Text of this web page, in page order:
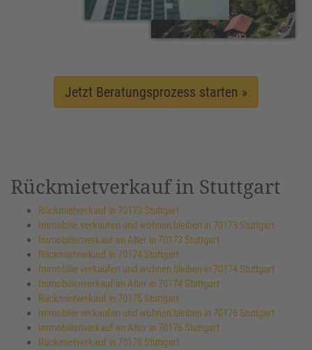
Jetzt Beratungsprozess starten »
Rückmietverkauf in Stuttgart
Rückmietverkauf in 70173 Stuttgart
Immobilie verkaufen und wohnen bleiben in 70173 Stuttgart
Immobilienverkauf im Alter in 70173 Stuttgart
Rückmietverkauf in 70174 Stuttgart
Immobilie verkaufen und wohnen bleiben in 70174 Stuttgart
Immobilienverkauf im Alter in 70174 Stuttgart
Rückmietverkauf in 70176 Stuttgart
Immobilie verkaufen und wohnen bleiben in 70176 Stuttgart
Immobilienverkauf im Alter in 70176 Stuttgart
Rückmietverkauf in 70178 Stuttgart